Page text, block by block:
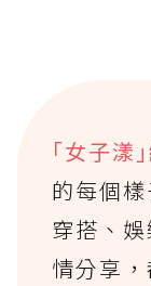
｢女子漾
的每個
穿搭、
情分享